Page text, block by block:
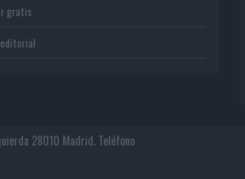
gratis
28010 Madrid. Teléfono